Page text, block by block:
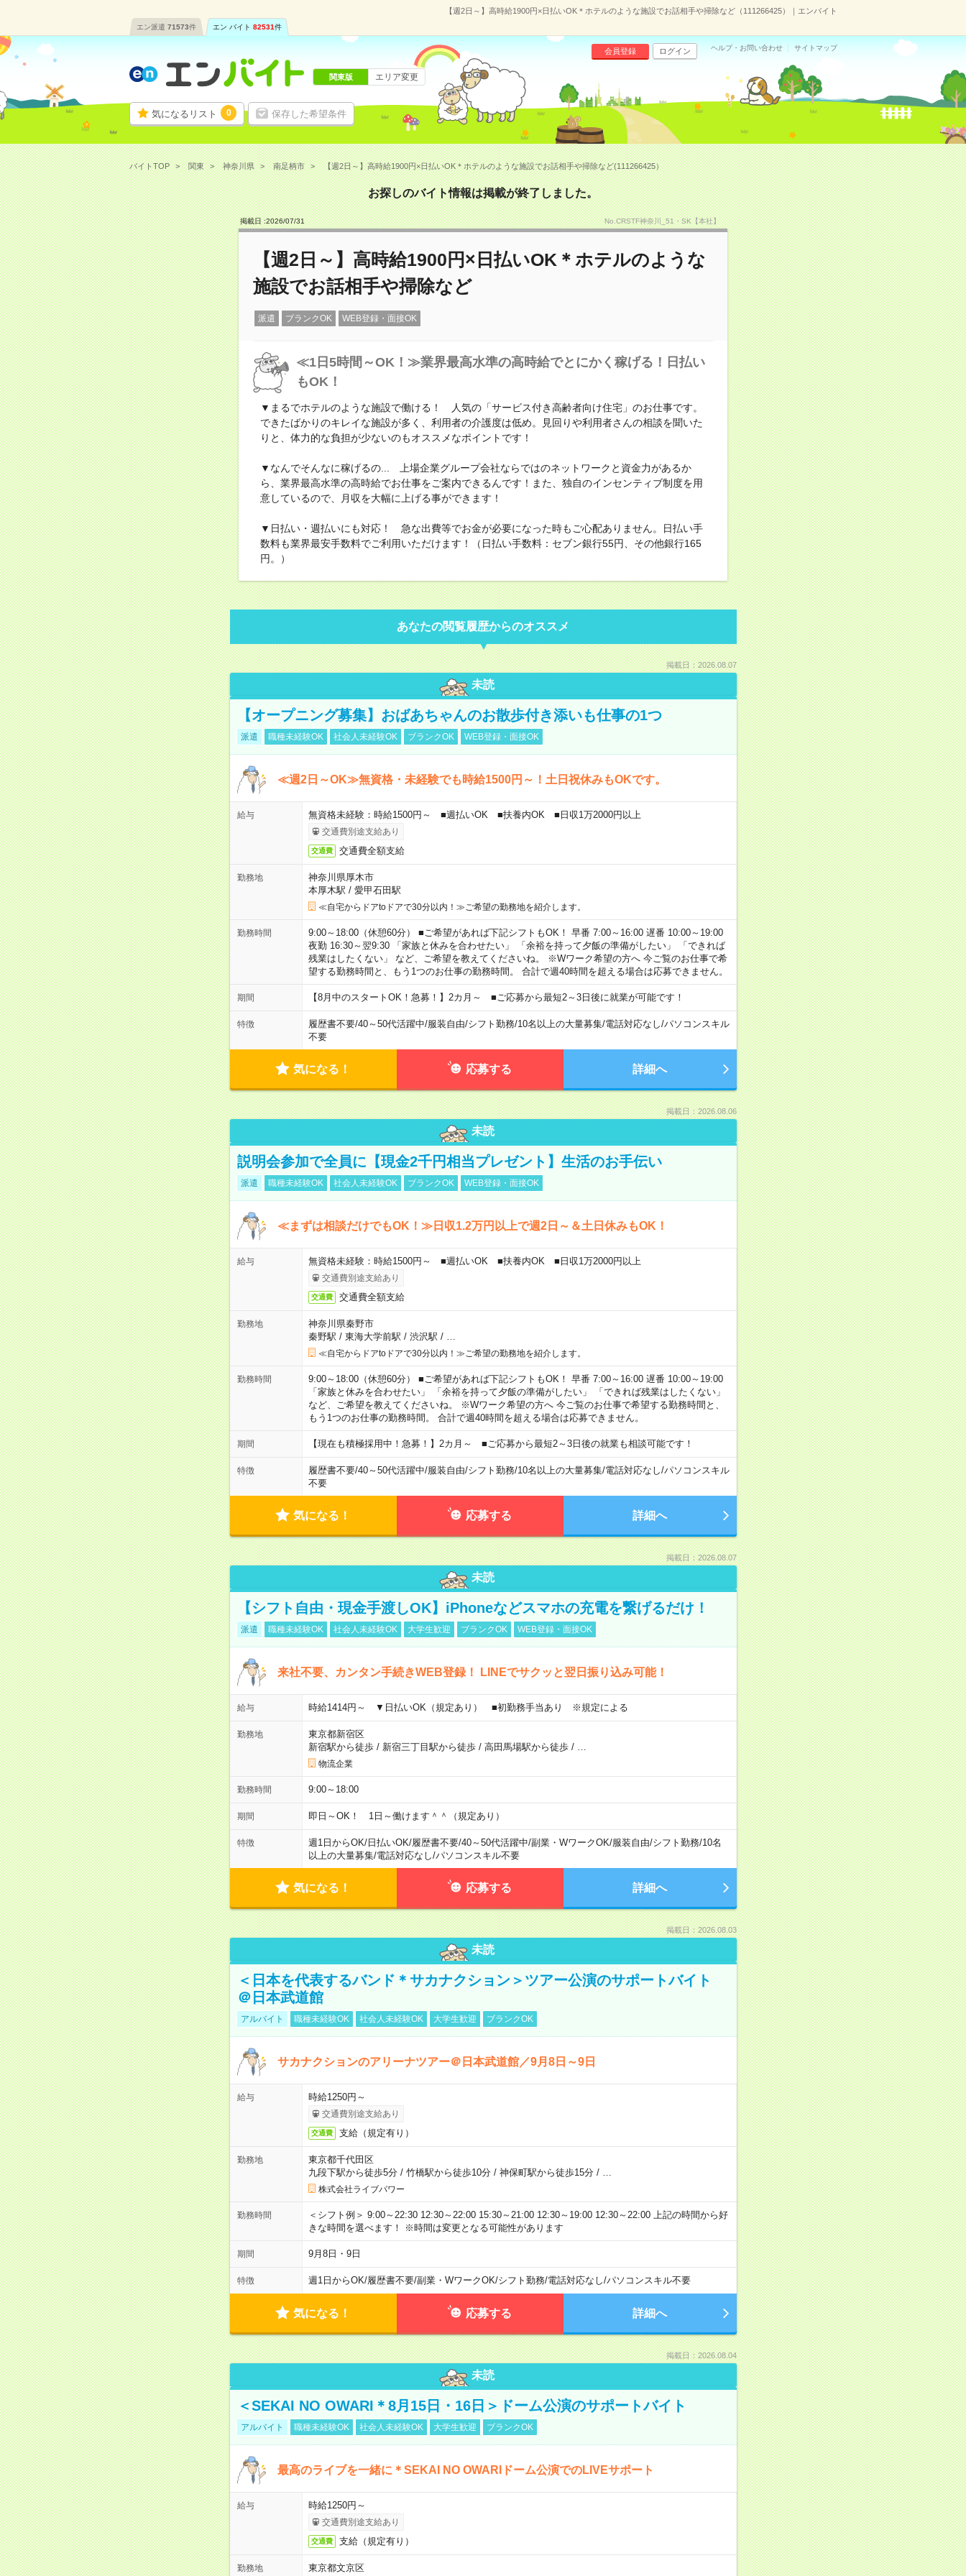
【週2日～】高時給1900円×日払いOK＊ホテルのような施設でお話相手や掃除など（111266425）｜エンバイト
エン派遣 71573件 エン バイト 82531件
気になるリスト 0 保存した希望条件
会員登録 ログイン ヘルプ・お問い合わせ サイトマップ
関東版 エリア変更
バイトTOP 関東 神奈川県 南足柄市 【週2日～】高時給1900円×日払いOK＊ホテルのような施設でお話相手や掃除など(111266425）
お探しのバイト情報は掲載が終了しました。
掲載日 :2026/07/31 No.CRSTF神奈川_51・SK【本社】
【週2日～】高時給1900円×日払いOK＊ホテルのような
施設でお話相手や掃除など
派遣 ブランクOK WEB登録・面接OK
≪1日5時間～OK！≫業界最高水準の高時給でとにかく稼げる！日払い
もOK！
▼まるでホテルのような施設で働ける！ 人気の「サービス付き高齢者向け住宅」のお仕事です。
できたばかりのキレイな施設が多く、利用者の介護度は低め。見回りや利用者さんの相談を聞いた
りと、体力的な負担が少ないのもオススメなポイントです！
▼なんでそんなに稼げるの... 上場企業グループ会社ならではのネットワークと資金力があるか
ら、業界最高水準の高時給でお仕事をご案内できるんです！また、独自のインセンティブ制度を用
意しているので、月収を大幅に上げる事ができます！
▼日払い・週払いにも対応！ 急な出費等でお金が必要になった時もご心配ありません。日払い手
数料も業界最安手数料でご利用いただけます！（日払い手数料：セブン銀行55円、その他銀行165
円。）
あなたの閲覧履歴からのオススメ
掲載日：2026.08.07
未読
【オープニング募集】おばあちゃんのお散歩付き添いも仕事の1つ
派遣 職種未経験OK 社会人未経験OK ブランクOK WEB登録・面接OK
≪週2日～OK≫無資格・未経験でも時給1500円～！土日祝休みもOKです。
給与 無資格未経験：時給1500円～ ■週払いOK ■扶養内OK ■日収1万2000円以上
交通費別途支給あり
交通費 交通費全額支給
勤務地
神奈川県厚木市
本厚木駅 / 愛甲石田駅
≪自宅からドアtoドアで30分以内！≫ご希望の勤務地を紹介します。
勤務時間
9:00～18:00（休憩60分） ■ご希望があれば下記シフトもOK！ 早番 7:00～16:00 遅番 10:00～19:00
夜勤 16:30～翌9:30 「家族と休みを合わせたい」 「余裕を持って夕飯の準備がしたい」 「できれば
残業はしたくない」 など、ご希望を教えてくださいね。 ※Wワーク希望の方へ 今ご覧のお仕事で希
望する勤務時間と、もう1つのお仕事の勤務時間。 合計で週40時間を超える場合は応募できません。
期間 【8月中のスタートOK！急募！】2カ月～ ■ご応募から最短2～3日後に就業が可能です！
特徴 履歴書不要/40～50代活躍中/服装自由/シフト勤務/10名以上の大量募集/電話対応なし/パソコンスキル
不要
気になる！ 応募する 詳細へ
掲載日：2026.08.06
未読
説明会参加で全員に【現金2千円相当プレゼント】生活のお手伝い
派遣 職種未経験OK 社会人未経験OK ブランクOK WEB登録・面接OK
≪まずは相談だけでもOK！≫日収1.2万円以上で週2日～＆土日休みもOK！
給与 無資格未経験：時給1500円～ ■週払いOK ■扶養内OK ■日収1万2000円以上
交通費別途支給あり
交通費 交通費全額支給
勤務地
神奈川県秦野市
秦野駅 / 東海大学前駅 / 渋沢駅 /
≪自宅からドアtoドアで30分以内！≫ご希望の勤務地を紹介します。
勤務時間
9:00～18:00（休憩60分） ■ご希望があれば下記シフトもOK！ 早番 7:00～16:00 遅番 10:00～19:00
「家族と休みを合わせたい」 「余裕を持って夕飯の準備がしたい」 「できれば残業はしたくない」
など、ご希望を教えてくださいね。 ※Wワーク希望の方へ 今ご覧のお仕事で希望する勤務時間と、
もう1つのお仕事の勤務時間。 合計で週40時間を超える場合は応募できません。
期間 【現在も積極採用中！急募！】2カ月～ ■ご応募から最短2～3日後の就業も相談可能です！
特徴 履歴書不要/40～50代活躍中/服装自由/シフト勤務/10名以上の大量募集/電話対応なし/パソコンスキル
不要
気になる！ 応募する 詳細へ
掲載日：2026.08.07
未読
【シフト自由・現金手渡しOK】iPhoneなどスマホの充電を繋げるだけ！
派遣 職種未経験OK 社会人未経験OK 大学生歓迎 ブランクOK WEB登録・面接OK
来社不要、カンタン手続きWEB登録！ LINEでサクッと翌日振り込み可能！
給与 時給1414円～ ▼日払いOK（規定あり） ■初勤務手当あり ※規定による
勤務地
東京都新宿区
新宿駅から徒歩/ 新宿三丁目駅から徒歩/ 高田馬場駅から徒歩/
物流企業
勤務時間 9:00～18:00
期間 即日～OK！ 1日～働けます＾＾（規定あり）
特徴 週1日からOK/日払いOK/履歴書不要/40～50代活躍中/副業・WワークOK/服装自由/シフト勤務/10名
以上の大量募集/電話対応なし/パソコンスキル不要
気になる！ 応募する 詳細へ
掲載日：2026.08.03
未読
＜日本を代表するバンド＊サカナクション＞ツアー公演のサポートバイト
＠日本武道館
アルバイト 職種未経験OK 社会人未経験OK 大学生歓迎 ブランクOK
サカナクションのアリーナツアー＠日本武道館／9月8日～9日
給与 時給1250円～
交通費別途支給あり
交通費 支給（規定有り）
勤務地
東京都千代田区
九段下駅から徒歩5分/ 竹橋駅から徒歩10分/ 神保町駅から徒歩15分/
株式会社ライブパワー
勤務時間
＜シフト例＞ 9:00～22:30 12:30～22:00 15:30～21:00 12:30～19:00 12:30～22:00 上記の時間から好
きな時間を選べます！ ※時間は変更となる可能性があります
期間 9月8日・9日
特徴 週1日からOK/履歴書不要/副業・WワークOK/シフト勤務/電話対応なし/パソコンスキル不要
気になる！ 応募する 詳細へ
掲載日：2026.08.04
未読
＜SEKAI NO OWARI＊8月15日・16日＞ドーム公演のサポートバイト
アルバイト 職種未経験OK 社会人未経験OK 大学生歓迎 ブランクOK
最高のライブを一緒に＊SEKAI NO OWARIドーム公演でのLIVEサポート
給与 時給1250円～
交通費別途支給あり
交通費 支給（規定有り）
勤務地
東京都文京区